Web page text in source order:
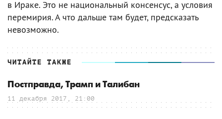
в Ираке. Это не национальный консенсус, а условия
перемирия. А что дальше там будет, предсказать
невозможно.
ЧИТАЙТЕ ТАКЖЕ
Постправда, Трамп и Талибан
11 декабря 2017, 21:00